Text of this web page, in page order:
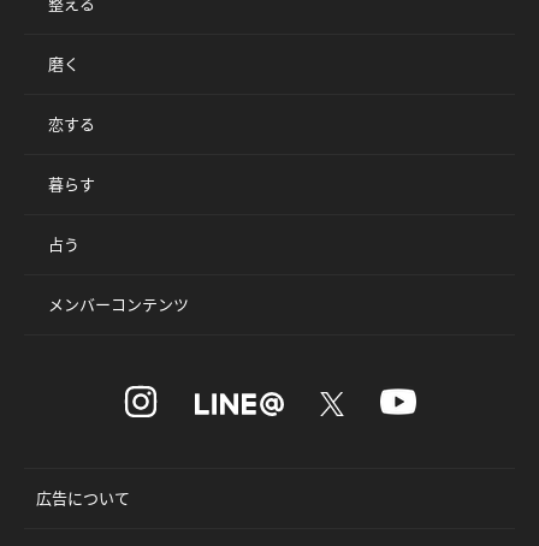
磨く
恋する
暮らす
占う
メンバーコンテンツ
広告について